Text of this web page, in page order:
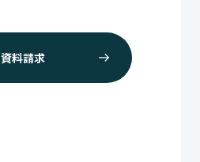
資料請求